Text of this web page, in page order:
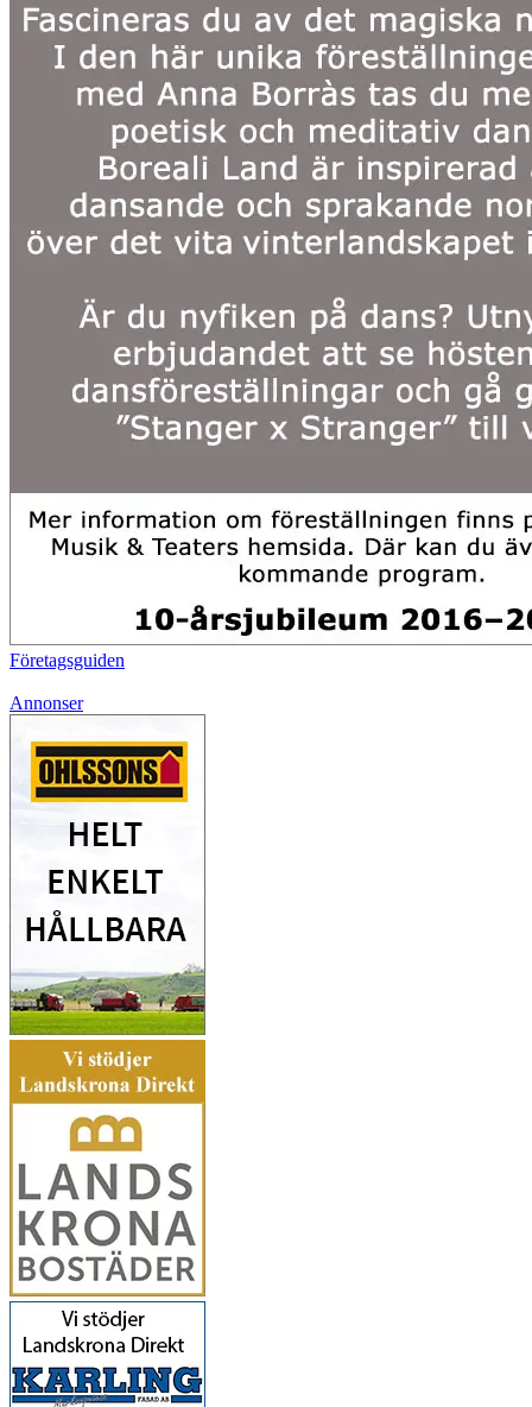
Företagsguiden
Annonser